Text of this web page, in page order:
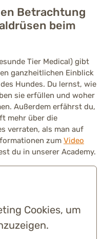
Betrachtung
beim
Tier Medical) gibt
ganzheitlichen Einblick
Hundes. Du lernst, wie
sie erfüllen und woher
Außerdem erfährst du,
mehr über die
verraten, als man auf
zum Video
du in unserer Academy.
Cookies, um